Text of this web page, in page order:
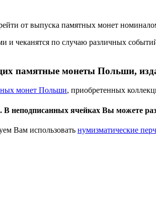
от выпуска памятных монет
чеканятся по случаю различных
памятные монеты Польши,
монет Польши, приобретенных
неподписанных ячейках Вы можете
Вам использовать нумизматические